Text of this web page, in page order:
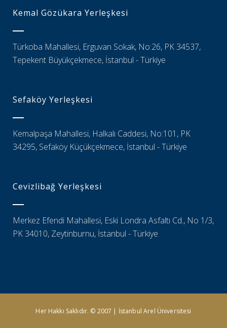
Kemal Gözükara Yerleşkesi
Türkoba Mahallesi, Erguvan Sokak, No:26, PK 34537,
Tepekent Büyükçekmece, İstanbul - Türkiye
Sefaköy Yerleşkesi
Kemalpaşa Mahallesi, Halkalı Caddesi, No:101, PK
34295, Sefaköy Küçükçekmece, İstanbul - Türkiye
Cevizlibağ Yerleşkesi
Merkez Efendi Mahallesi, Eski Londra Asfaltı Cd., No 1/3,
PK 34010, Zeytinburnu, İstanbul - Türkiye
Her Hakkı Saklıdır. © 2007 | İstanbul Arel Üniversitesi